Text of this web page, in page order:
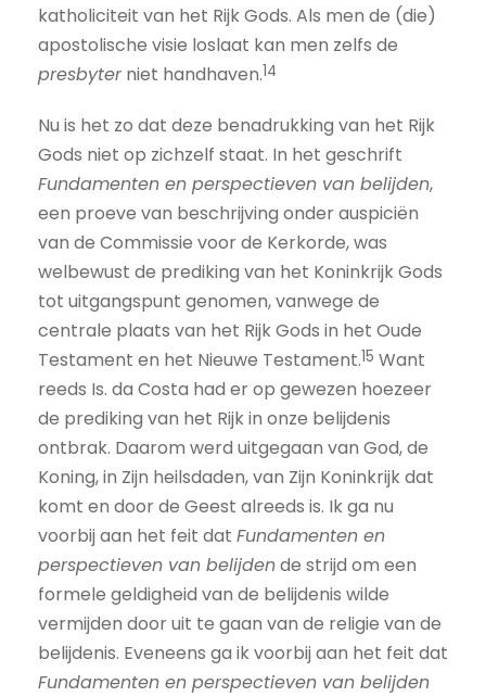
katholiciteit van het Rijk Gods. Als men de (die)
apostolische visie loslaat kan men zelfs de
presbyterniet handhaven.14
Nu is het zo dat deze benadrukking van het Rijk
Gods niet op zichzelf staat. In het geschrift
Fundamenten en perspectieven van belijden,
een proeve van beschrijving onder auspiciën
van de Commissie voor de Kerkorde, was
welbewust de prediking van het Koninkrijk Gods
tot uitgangspunt genomen, vanwege de
centrale plaats van het Rijk Gods in het Oude
Testament en het Nieuwe Testament.15 Want
reeds Is. da Costa had er op gewezen hoezeer
de prediking van het Rijk in onze belijdenis
ontbrak. Daarom werd uitgegaan van God, de
Koning, in Zijn heilsdaden, van Zijn Koninkrijk dat
komt en door de Geest alreeds is. Ik ga nu
voorbij aan het feit dat Fundamenten en
perspectieven van belijdende strijd om een
formele geldigheid van de belijdenis wilde
vermijden door uit te gaan van de religie van de
belijdenis. Eveneens ga ik voorbij aan het feit dat
Fundamenten en perspectieven van belijden